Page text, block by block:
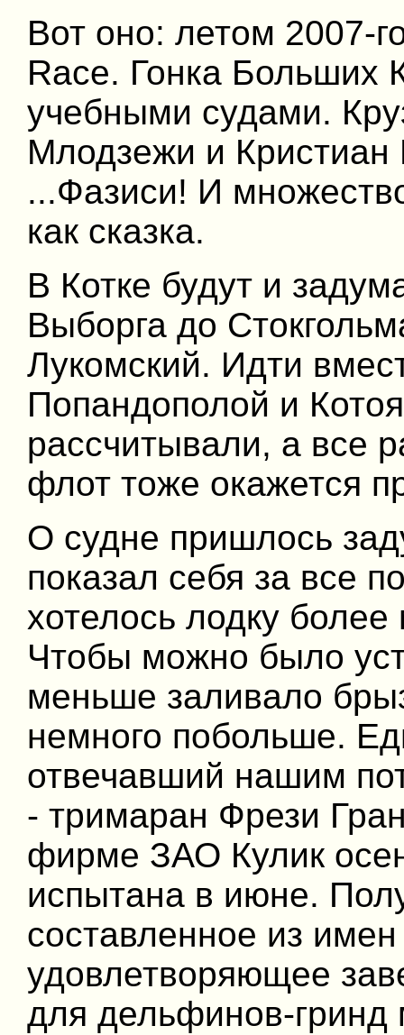
Вот оно: летом 2007-
Race. Гонка Больших
учебными судами.
Млодзежи и
...Фазиси! И
как сказка.
В Котке будут и
Выборга до
Лукомский. Идти
Попандополой и
рассчитывали, а все
флот тоже окажется
О судне пришлось
показал себя за все
хотелось лодку
Чтобы можно было
меньше заливало
немного побольше.
отвечавший нашим
- тримаран Фрези
фирме ЗАО Кулик
испытана в июне.
составленное из
удовлетворяющее
для дельфинов-